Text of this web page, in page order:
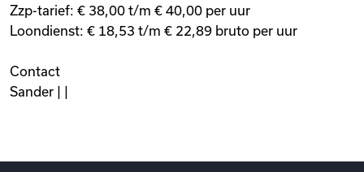
Zzp-tarief: € 38,00 t/m € 40,00 per uur
Loondienst: € 18,53 t/m € 22,89 bruto per uur
Contact
Sander | |